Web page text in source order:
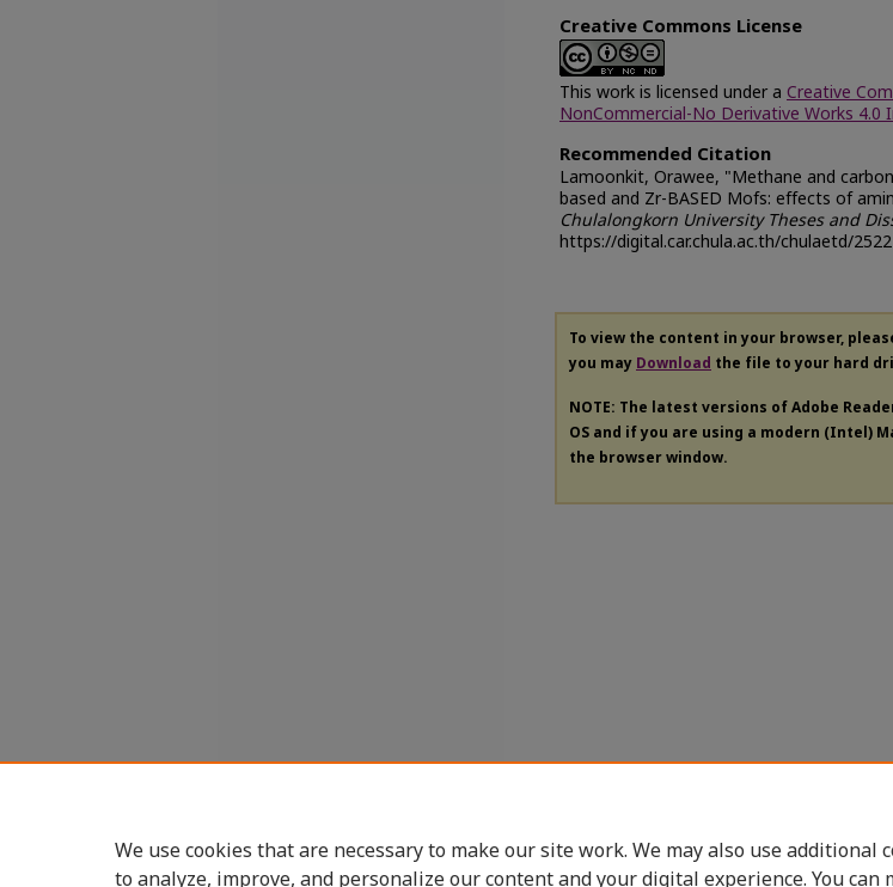
Creative Commons License
This work is licensed under a Creative
NonCommercial-No Derivative Works 4.0
Recommended Citation
Lamoonkit, Orawee, "Methane and
based and Zr-BASED Mofs: effects of
Chulalongkorn University Theses and
https://digital.car.chula.ac.th/chulaetd/2522
To view the content in your browser,
you may Download the file to your hard
NOTE: The latest versions of Adobe
OS and if you are using a modern (Intel)
the browser window.
We use cookies that are necessary to make our site work. We may also use additional
to analyze, improve, and personalize our content and your digital experience. You can